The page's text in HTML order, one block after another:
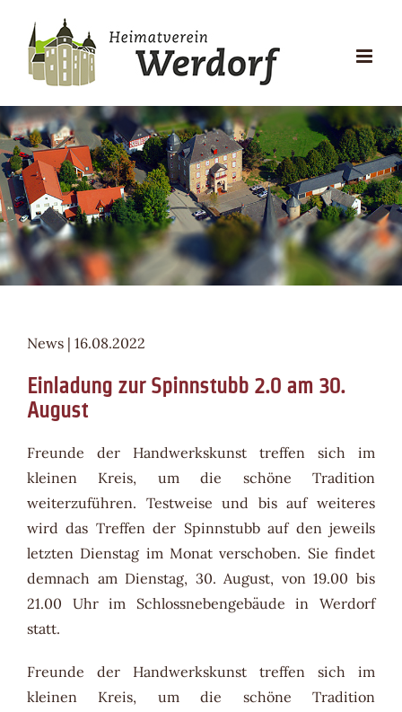
Inhalt
springen
News | 16.08.2022
Einladung zur Spinnstubb 2.0 am 30.
August
Freunde der Handwerkskunst treffen sich im
kleinen Kreis, um die schöne Tradition
weiterzuführen. Testweise und bis auf weiteres
wird das Treffen der Spinnstubb auf den jeweils
letzten Dienstag im Monat verschoben. Sie findet
demnach am Dienstag, 30. August, von 19.00 bis
21.00 Uhr im Schlossnebengebäude in Werdorf
statt.
Freunde der Handwerkskunst treffen sich im
kleinen Kreis, um die schöne Tradition